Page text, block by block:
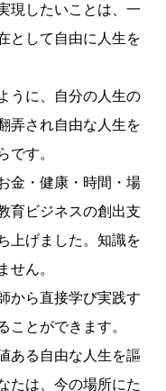
現したいことは、一
として自由に人生を
うに、自分の人生の
弄され自由な人生を
です。
金・健康・時間・場
育ビジネスの創出支
上げました。知識を
せん。
から直接学び実践す
ことができます。
ある自由な人生を謳
たは、今の場所にた